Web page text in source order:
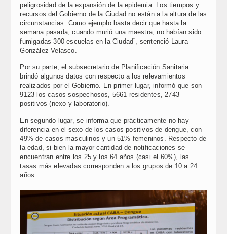
peligrosidad de la expansión de la epidemia. Los tiempos y
recursos del Gobierno de la Ciudad no están a la altura de las
circunstancias. Como ejemplo basta decir que hasta la
semana pasada, cuando murió una maestra, no habían sido
fumigadas 300 escuelas en la Ciudad”, sentenció Laura
González Velasco.
Por su parte, el subsecretario de Planificación Sanitaria
brindó algunos datos con respecto a los relevamientos
realizados por el Gobierno. En primer lugar, informó que son
9123 los casos sospechosos, 5661 residentes, 2743
positivos (nexo y laboratorio).
En segundo lugar, se informa que prácticamente no hay
diferencia en el sexo de los casos positivos de dengue, con
49% de casos masculinos y un 51% femeninos. Respecto de
la edad, si bien la mayor cantidad de notificaciones se
encuentran entre los 25 y los 64 años (casi el 60%), las
tasas más elevadas corresponden a los grupos de 10 a 24
años.